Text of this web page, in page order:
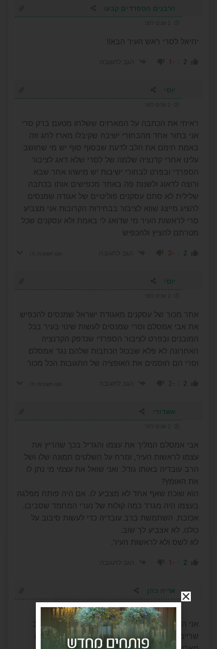
הרבנים הספרדים קבעו
יחיאל לסרי ראש העיר הבא!!
2
-1
יוסי
ראיתי את הכתבה על המארזים ששלחו מטעם ברק סרי
אני בתור אחד מהבחורי ישיבה שקיבלו מארז לחג וזה
באמת חימם את הלב לדעת שבסוף סוף יש מי שחושב
עלינו אחרי קדנציה שלמה של לסרי שלא דאג לציבור
הספרדי ובפרט לבחורי ישיבות יש מישהו אחר שבא
ורוצה לדאוג ולשנות פה באתר מכפישים אותו בכתבה
שלילית לא סתם עסקנים פוליטיים של אגודה שמנסים
להציג מייצג שווא לציבור בבחירות הקרובות אני מצביע
סרי לראשות העיר מי שדואג לי באמת ולא עסקנים שכל
מטרתם להציץ ולהכפיש
2
-3 הצג תשובות
יוסי
אתר מכור של עסקנים מאגודת ישראל שמנסים להכפיש
את אבי אמסלם וסרי שמנסים לעשות שינוי בעיר בכל
המובנים ובפרט לציבור הספרדי שנדפק הקדנציה
האחרונה לא פלא שבכול הכתבות שלהם נגד אמסלם
וסרי הם חוסמים את האופציה של התגובות הכל מכור
2
-2 הצג תשובות
אשדודי
אבי אמסלם המליך את עצמו והגדיל בכך שהריץ את
עצמו לראשות העיר, ומרח על השלטים תמונה שלו ושל
הרב עובדיה באותו גודל. ואני שואל את עצמי מי נתן לו
את האומץ?
הוא שוכח שאף אחד לא מצביע לו. אם היה פותח מפלגה
בעצמו היה מגרד כמה קולות של נערי המחמד שסביבו.
אכזבת. השתמשת ברב עובדיה כדי לעשות סיבוב על
כולנו. לא אצביע לך שוב.
לא לשס ולא לראשות העיר.
2
-1
אריה כהן
אני הפעם מתכוון להצביע למפלגה החדשה של הרב
שרייבר. אחרי אכזבה גדולה מהנציג של שס ואכזבה